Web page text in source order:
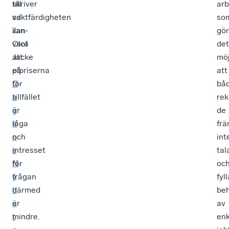
skriver
vd
Jan-
Olof
Jacke
på
D
a
g
e
n
s
N
y
h
e
t
till
saktfärdigheten
kan
vara
att
elpriserna
för
tillfället
är
låga
och
intresset
för
frågan
därmed
är
mindre.
gör
det
att
de
av